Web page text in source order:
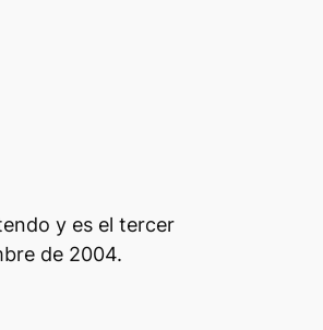
y es el tercer
de 2004.